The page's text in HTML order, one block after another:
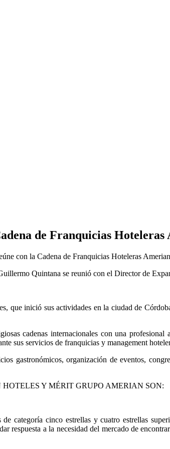
de Franquicias Hoteleras
con la Cadena de Franquicias Hoteleras
Quintana se reunió con el Director de
inició sus actividades en la ciudad de
cadenas internacionales con una profesional
sus servicios de franquicias y management
gastronómicos, organización de eventos,
Y MÉRIT GRUPO AMERIAN SON:
categoría cinco estrellas y cuatro estrellas
respuesta a la necesidad del mercado de